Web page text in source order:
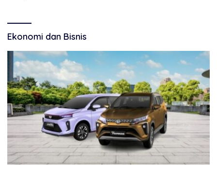
Ekonomi dan Bisnis